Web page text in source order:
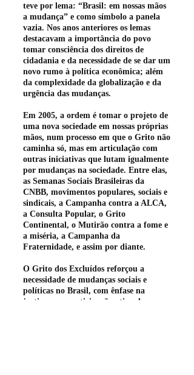
teve por lema: “Brasil: em nossas mãos
a mudança” e como símbolo a panela
vazia. Nos anos anteriores os lemas
destacavam a importância do povo
tomar consciência dos direitos de
cidadania e da necessidade de se dar um
novo rumo à política econômica; além
da complexidade da globalização e da
urgência das mudanças.
Em 2005, a ordem é tomar o projeto de
uma nova sociedade em nossas próprias
mãos, num processo em que o Grito não
caminha só, mas em articulação com
outras iniciativas que lutam igualmente
por mudanças na sociedade. Entre elas,
as Semanas Sociais Brasileiras da
CNBB, movimentos populares, sociais e
sindicais, a Campanha contra a ALCA,
a Consulta Popular, o Grito
Continental, o Mutirão contra a fome e
a miséria, a Campanha da
Fraternidade, e assim por diante.
O Grito dos Excluídos reforçou a
necessidade de mudanças sociais e
políticas no Brasil, com ênfase na
justiça e na participação ativa da